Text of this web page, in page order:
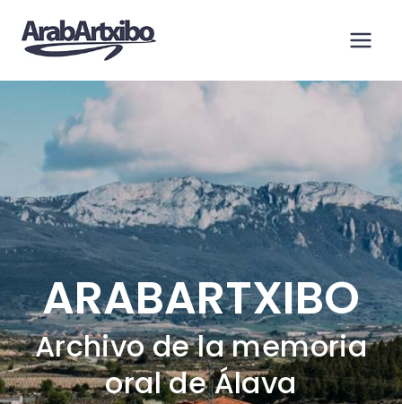
contenido
ARABARTXIBO
Archivo de la memoria
oral de Álava